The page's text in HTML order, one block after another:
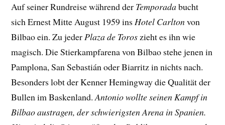
Auf seiner Rundreise während der Temporadabucht
sich Ernest Mitte August 1959 insHotel Carltonvon
Bilbao ein. Zu jederPlaza de Toroszieht es ihn wie
magisch. Die Stierkampfarena von Bilbao stehe jenen in
Pamplona, San Sebastián oder Biarritz in nichts nach.
Besonders lobt der Kenner Hemingway die Qualität der
Bullen im Baskenland.Antonio wollte seinen Kampf in
Bilbao austragen, der schwierigsten Arena in Spanien.